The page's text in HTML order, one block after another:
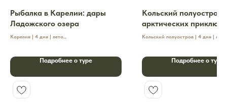
Рыбалка в Карелии: дары
Ладожского озера
Карелия | 4 дня | лето
кто ценит спокойствие природы, азарт рыбалки и
Подробнее о туре
Кольский полуостров:
арктических
Кольский полуостров | 4 дня | лето
полуострову, где природные пейзажи,
соединяются в яркий арктический
маршрут для тех, кто хочет
Севера и увидеть одну из самых
природных территорий России.
Подробнее о туре